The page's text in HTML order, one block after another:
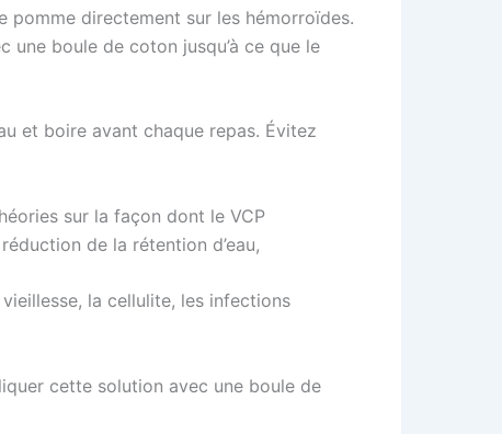
pomme directement sur les hémorroïdes.
une boule de coton jusqu’à ce que le
et boire avant chaque repas. Évitez
sur la façon dont le VCP
de la rétention d’eau,
la cellulite, les infections
cette solution avec une boule de